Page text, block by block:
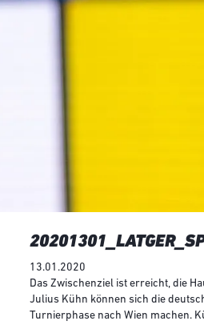
13.01.2020
Das Zwischenziel ist erreicht, die
Julius Kühn können sich die
Turnierphase nach Wien machen.